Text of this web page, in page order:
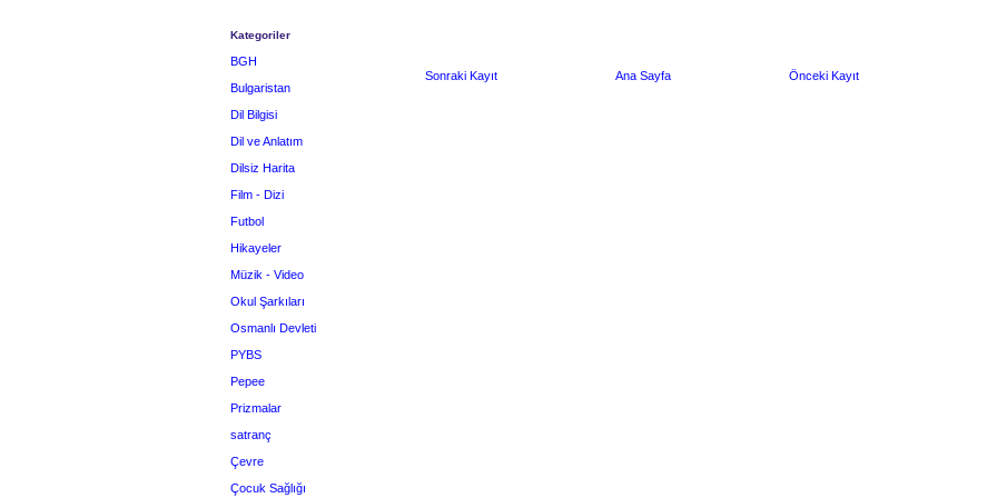
Sonraki Kayıt Önceki Kayıt
Ana Sayfa
Kategoriler
BGH
Bulgaristan
Dil Bilgisi
Dil ve Anlatım
Dilsiz Harita
Film - Dizi
Futbol
Hikayeler
Müzik - Video
Okul Şarkıları
Osmanlı Devleti
PYBS
Pepee
Prizmalar
satranç
Çevre
Çocuk Sağlığı